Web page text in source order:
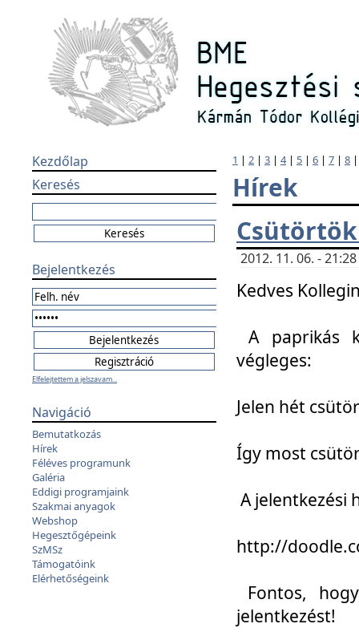
Kezdőlap
Keresés
Bejelentkezés
Elfelejtettem a jelszavam...
Navigáció
Bemutatkozás
Hírek
Féléves programunk
Galéria
Eddigi programjaink
Szakmai anyagok
Webshop
Hegesztőgépeink
SzMSz
Támogatóink
Elérhetőségeink
1 | 2 | 3 | 4| 5 | 6 | 7 | 8
Hírek
2012. 11. 06. -
Kedves
A paprikás
végleges:
Jelen hét
Így most
A jelentkezési
http://
Fontos,
jelentkezést!